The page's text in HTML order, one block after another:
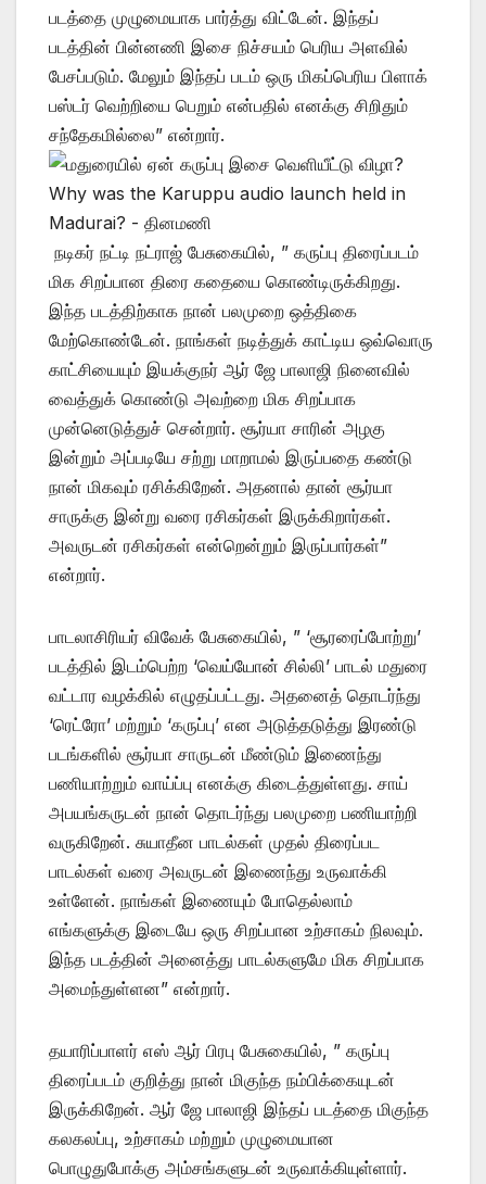
படத்தை முழுமையாக பார்த்து விட்டேன். இந்தப்
படத்தின் பின்னணி இசை நிச்சயம் பெரிய அளவில்
பேசப்படும். மேலும் இந்தப் படம் ஒரு மிகப்பெரிய பிளாக்
பஸ்டர் வெற்றியை பெறும் என்பதில் எனக்கு சிறிதும்
சந்தேகமில்லை” என்றார்.
நடிகர் நட்டி நட்ராஜ் பேசுகையில், ” கருப்பு திரைப்படம்
மிக சிறப்பான திரை கதையை கொண்டிருக்கிறது.
இந்த படத்திற்காக நான் பலமுறை ஒத்திகை
மேற்கொண்டேன். நாங்கள் நடித்துக் காட்டிய ஒவ்வொரு
காட்சியையும் இயக்குநர் ஆர் ஜே பாலாஜி நினைவில்
வைத்துக் கொண்டு அவற்றை மிக சிறப்பாக
முன்னெடுத்துச் சென்றார். சூர்யா சாரின் அழகு
இன்றும் அப்படியே சற்று மாறாமல் இருப்பதை கண்டு
நான் மிகவும் ரசிக்கிறேன். அதனால் தான் சூர்யா
சாருக்கு இன்று வரை ரசிகர்கள் இருக்கிறார்கள்.
அவருடன் ரசிகர்கள் என்றென்றும் இருப்பார்கள்”
என்றார்.
பாடலாசிரியர் விவேக் பேசுகையில், ” ‘சூரரைப்போற்று’
படத்தில் இடம்பெற்ற ‘வெய்யோன் சில்லி’ பாடல் மதுரை
வட்டார வழக்கில் எழுதப்பட்டது. அதனைத் தொடர்ந்து
‘ரெட்ரோ’ மற்றும் ‘கருப்பு’ என அடுத்தடுத்து இரண்டு
படங்களில் சூர்யா சாருடன் மீண்டும் இணைந்து
பணியாற்றும் வாய்ப்பு எனக்கு கிடைத்துள்ளது. சாய்
அபயங்கருடன் நான் தொடர்ந்து பலமுறை பணியாற்றி
வருகிறேன். சுயாதீன பாடல்கள் முதல் திரைப்பட
பாடல்கள் வரை அவருடன் இணைந்து உருவாக்கி
உள்ளேன். நாங்கள் இணையும் போதெல்லாம்
எங்களுக்கு இடையே ஒரு சிறப்பான உற்சாகம் நிலவும்.
இந்த படத்தின் அனைத்து பாடல்களுமே மிக சிறப்பாக
அமைந்துள்ளன” என்றார்.
தயாரிப்பாளர் எஸ் ஆர் பிரபு பேசுகையில், ” கருப்பு
திரைப்படம் குறித்து நான் மிகுந்த நம்பிக்கையுடன்
இருக்கிறேன். ஆர் ஜே பாலாஜி இந்தப் படத்தை மிகுந்த
கலகலப்பு, உற்சாகம் மற்றும் முழுமையான
பொழுதுபோக்கு அம்சங்களுடன் உருவாக்கியுள்ளார்.